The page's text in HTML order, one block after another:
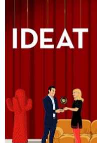
Visitez le site du magazine
Visitez le site du producteur :